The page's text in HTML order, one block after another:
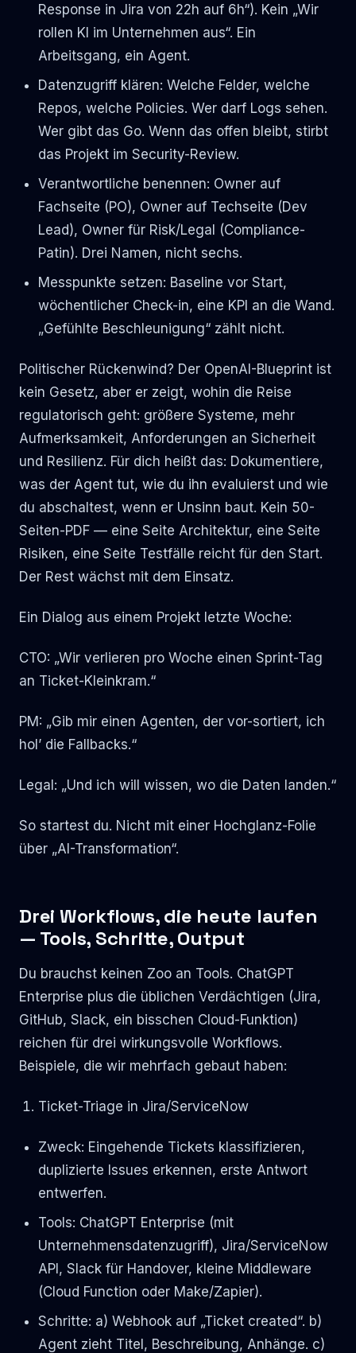
Response in Jira von 22h auf 6h“). Kein „Wir
rollen KI im Unternehmen aus“. Ein
Arbeitsgang, ein Agent.
Datenzugriff klären: Welche Felder, welche
Repos, welche Policies. Wer darf Logs sehen.
Wer gibt das Go. Wenn das offen bleibt, stirbt
das Projekt im Security-Review.
Verantwortliche benennen: Owner auf
Fachseite (PO), Owner auf Techseite (Dev
Lead), Owner für Risk/Legal (Compliance-
Patin). Drei Namen, nicht sechs.
Messpunkte setzen: Baseline vor Start,
wöchentlicher Check-in, eine KPI an die Wand.
„Gefühlte Beschleunigung“ zählt nicht.
Politischer Rückenwind? Der OpenAI-Blueprint ist
kein Gesetz, aber er zeigt, wohin die Reise
regulatorisch geht: größere Systeme, mehr
Aufmerksamkeit, Anforderungen an Sicherheit
und Resilienz. Für dich heißt das: Dokumentiere,
was der Agent tut, wie du ihn evaluierst und wie
du abschaltest, wenn er Unsinn baut. Kein 50-
Seiten-PDF — eine Seite Architektur, eine Seite
Risiken, eine Seite Testfälle reicht für den Start.
Der Rest wächst mit dem Einsatz.
Ein Dialog aus einem Projekt letzte Woche:
CTO: „Wir verlieren pro Woche einen Sprint-Tag
an Ticket-Kleinkram.“
PM: „Gib mir einen Agenten, der vor-sortiert, ich
hol’ die Fallbacks.“
Legal: „Und ich will wissen, wo die Daten landen.“
So startest du. Nicht mit einer Hochglanz-Folie
über „AI-Transformation“.
Drei Workflows, die heute laufen
— Tools, Schritte, Output
Du brauchst keinen Zoo an Tools. ChatGPT
Enterprise plus die üblichen Verdächtigen (Jira,
GitHub, Slack, ein bisschen Cloud-Funktion)
reichen für drei wirkungsvolle Workflows.
Beispiele, die wir mehrfach gebaut haben:
Ticket-Triage in Jira/ServiceNow
Zweck: Eingehende Tickets klassifizieren,
duplizierte Issues erkennen, erste Antwort
entwerfen.
Tools: ChatGPT Enterprise (mit
Unternehmensdatenzugriff), Jira/ServiceNow
API, Slack für Handover, kleine Middleware
(Cloud Function oder Make/Zapier).
Schritte: a) Webhook auf „Ticket created“. b)
Agent zieht Titel, Beschreibung, Anhänge. c)